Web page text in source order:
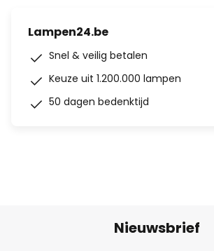
Lampen24.be
Snel & veilig betalen
Keuze uit 1.200.000 lampen
50 dagen bedenktijd
Nieuwsbrief